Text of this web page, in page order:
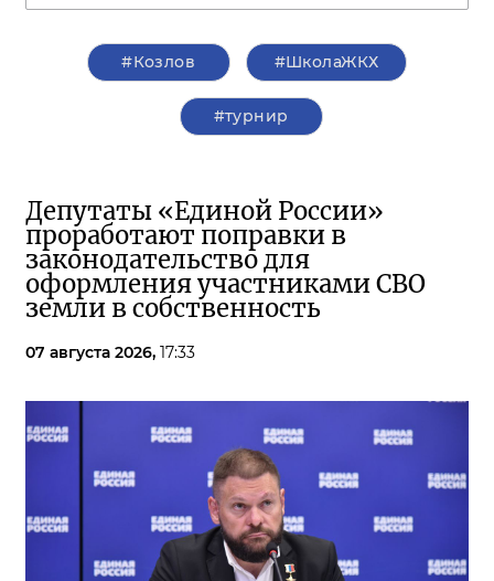
#Козлов #ШколаЖКХ
#турнир
Депутаты «Единой России»
проработают поправки в
законодательство для
оформления участниками СВО
земли в собственность
07 августа 2026, 17:33